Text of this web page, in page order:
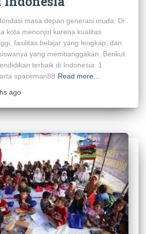
masa depan generasi muda. Di
kota menonjol karena kualitas
fasilitas belajar yang lengkap, dan
yang membanggakan. Berikut
terbaik di Indonesia. 1.
spaceman88 Read more…
ago